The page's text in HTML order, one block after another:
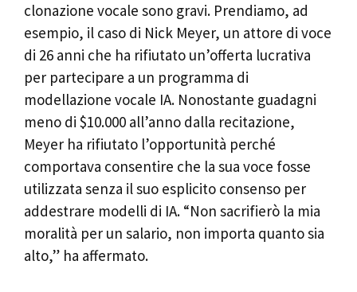
clonazione vocale sono gravi. Prendiamo, ad
esempio, il caso di Nick Meyer, un attore di voce
di 26 anni che ha rifiutato un’offerta lucrativa
per partecipare a un programma di
modellazione vocale IA. Nonostante guadagni
meno di $10.000 all’anno dalla recitazione,
Meyer ha rifiutato l’opportunità perché
comportava consentire che la sua voce fosse
utilizzata senza il suo esplicito consenso per
addestrare modelli di IA. “Non sacrifierò la mia
moralità per un salario, non importa quanto sia
alto,” ha affermato.